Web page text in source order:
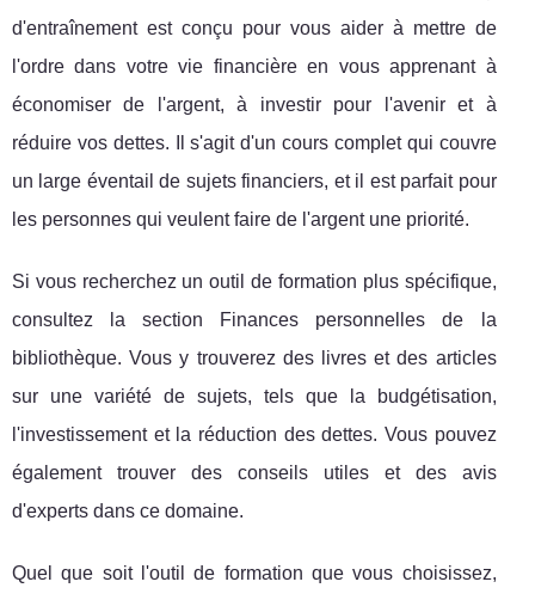
d'entraînement est conçu pour vous aider à mettre de
l'ordre dans votre vie financière en vous apprenant à
économiser de l'argent, à investir pour l'avenir et à
réduire vos dettes. Il s'agit d'un cours complet qui couvre
un large éventail de sujets financiers, et il est parfait pour
les personnes qui veulent faire de l'argent une priorité.
Si vous recherchez un outil de formation plus spécifique,
consultez la section Finances personnelles de la
bibliothèque. Vous y trouverez des livres et des articles
sur une variété de sujets, tels que la budgétisation,
l'investissement et la réduction des dettes. Vous pouvez
également trouver des conseils utiles et des avis
d'experts dans ce domaine.
Quel que soit l'outil de formation que vous choisissez,